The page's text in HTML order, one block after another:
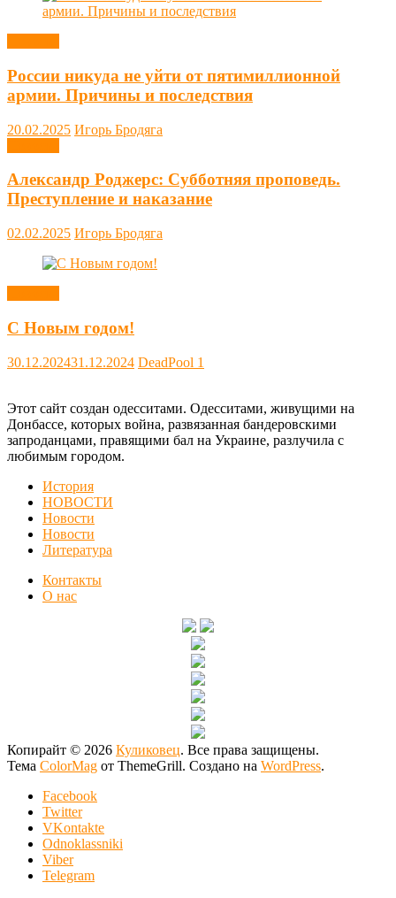
России никуда не уйти от пятимиллионной
армии. Причины и последствия
20.02.2025 Игорь Бродяга
Александр Роджерс: Субботняя проповедь.
Преступление и наказание
02.02.2025 Игорь Бродяга
С Новым годом!
30.12.202431.12.2024 DeadPool 1
Этот сайт создан одесситами. Одесситами, живущими на
Донбассе, которых война, развязанная бандеровскими
запроданцами, правящими бал на Украине, разлучила с
любимым городом.
История
НОВОСТИ
Новости
Новости
Литература
Контакты
О нас
Копирайт © 2026 Куликовец. Все права защищены.
Тема ColorMag от ThemeGrill. Создано на WordPress.
Facebook
Twitter
VKontakte
Odnoklassniki
Viber
Telegram